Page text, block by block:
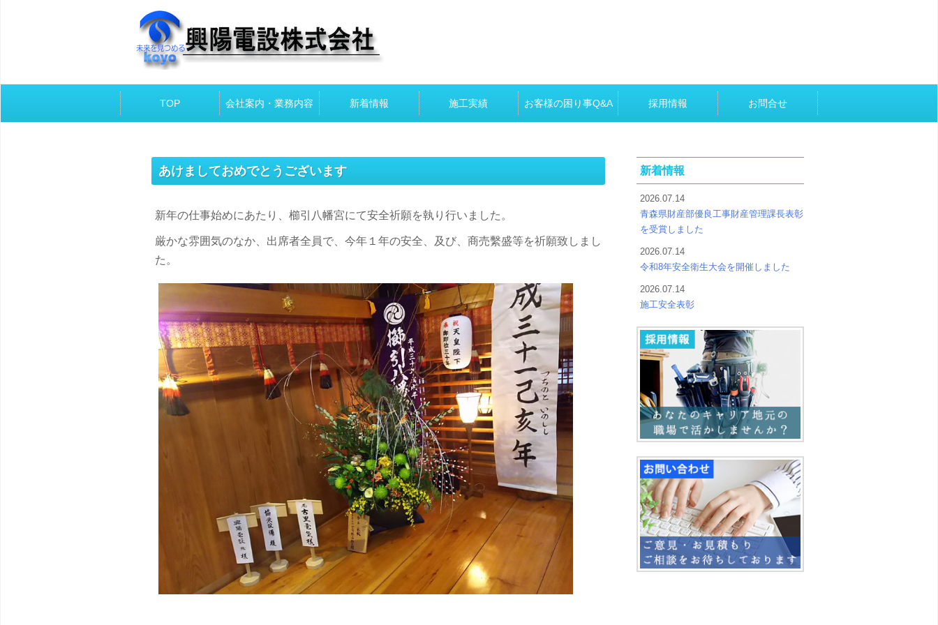
Skip to content
TOP 会社案内・業務内容 新着情報 施工実績 お客様の困り事Q&A 採用情報 お問合せ
あけましておめでとうございます
新年の仕事始めにあたり、櫛引八幡宮にて安全祈願を執り行いました。
厳かな雰囲気のなか、出席者全員で、今年１年の安全、及び、商売繫盛等を祈願致しまし
た。
新着情報
2026.07.14
青森県財産部優良工事財産管理課長表彰
を受賞しました
2026.07.14
令和8年安全衛生大会を開催しました
2026.07.14
施工安全表彰